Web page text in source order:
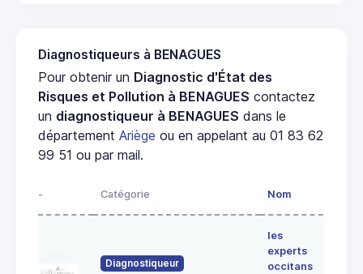
Diagnostiqueurs à BENAGUES
Pour obtenir un Diagnostic d'État des
Risques et Pollution à BENAGUES contactez
un diagnostiqueur à BENAGUES dans le
département Ariège ou en appelant au 01 83 62
99 51 ou par mail.
- Catégorie Nom
Diagnostiqueur
les
experts
occitans